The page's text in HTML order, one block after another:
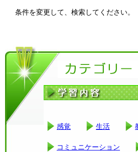
条件を変更して、検索してください。
感覚 生活
コミュニケーション